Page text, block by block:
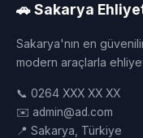
🚗 Sakarya
Sakarya'nın en
modern araçlarla
📞 0264 XXX XX XX
✉️ admin@ad.com
📍 Sakarya, Türkiye